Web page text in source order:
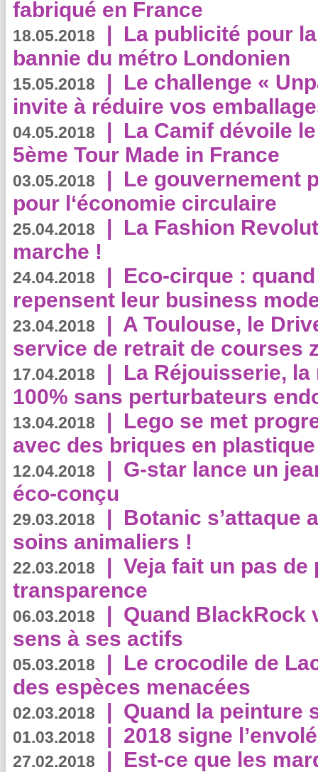
fabriqué en France
18.05.2018 | La publicité pour
bannie du métro Londonien
15.05.2018 | Le challenge «
invite à réduire vos
04.05.2018 | La Camif dévoile
5ème Tour Made in France
03.05.2018 | Le gouvernement
pour l‘économie circulaire
25.04.2018 | La Fashion
marche !
24.04.2018 | Eco-cirque :
repensent leur business
23.04.2018 | A Toulouse, le
service de retrait de courses
17.04.2018 | La Réjouisserie,
100% sans perturbateurs
13.04.2018 | Lego se met
avec des briques en
12.04.2018 | G-star lance un
éco-conçu
29.03.2018 | Botanic s’attaque
soins animaliers !
22.03.2018 | Veja fait un pas de
transparence
06.03.2018 | Quand BlackRock
sens à ses actifs
05.03.2018 | Le crocodile de
des espèces menacées
02.03.2018 | Quand la peinture
01.03.2018 | 2018 signe
27.02.2018 | Est-ce que les